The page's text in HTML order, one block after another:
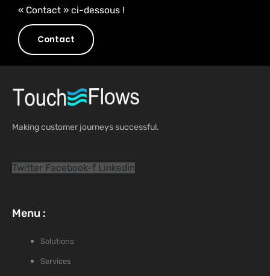
« Contact » ci-dessous !
Contact
Making customer journeys successful.
Twitter Facebook-f Linkedin
Menu :
Solutions
Services